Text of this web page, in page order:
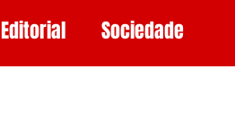
Editorial Sociedade